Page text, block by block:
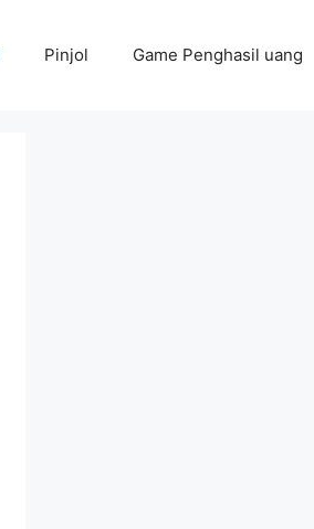
Pinjol Game Penghasil uang